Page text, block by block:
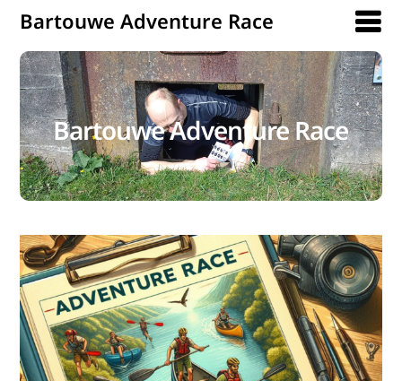
Bartouwe Adventure Race
Bartouwe Adventure Race